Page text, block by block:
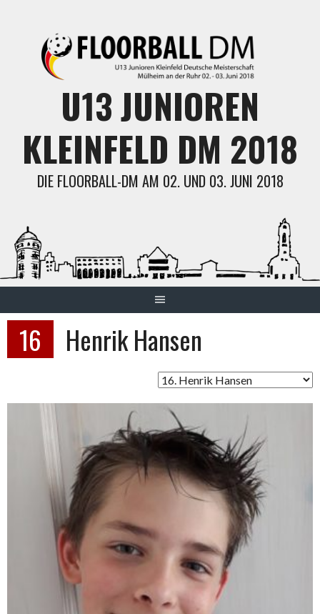
U13 JUNIOREN
KLEINFELD DM 2018
DIE FLOORBALL-DM AM 02. UND 03. JUNI 2018
16 Henrik Hansen